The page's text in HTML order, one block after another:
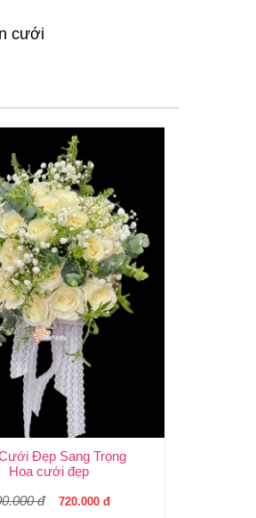
cưới
Đẹp Sang Trọng
Hoa cưới đẹp
đ
720.000 đ